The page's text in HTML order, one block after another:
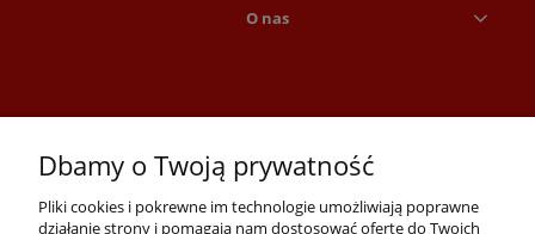
O nas
Dbamy o Twoją prywatność
Pliki cookies i pokrewne im technologie umożliwiają poprawne
działanie strony i pomagają nam dostosować ofertę do Twoich